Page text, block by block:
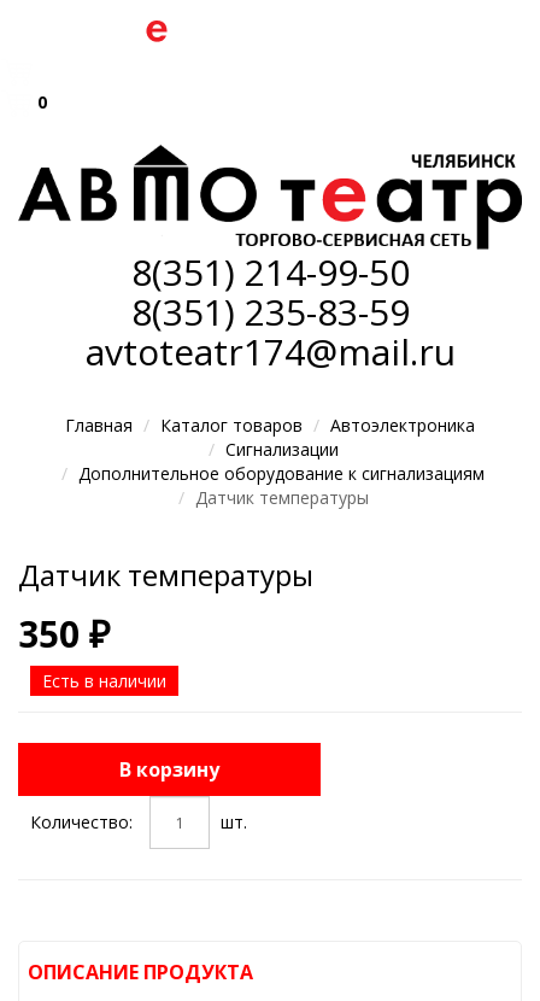
0
8(351) 214-99-50
8(351) 235-83-59
avtoteatr174@mail.ru
Главная Каталог товаров
Автоэлектроника
Сигнализации
Дополнительное оборудование к сигнализациям
Датчик температуры
Датчик температуры
350 ₽
Есть в наличии
В корзину
Количество: шт.
ОПИСАНИЕ ПРОДУКТА